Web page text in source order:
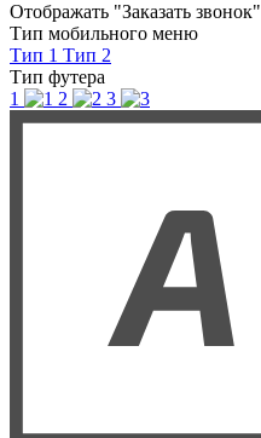
Отображать "Заказать звонок"
Тип мобильного меню
Тип 1 Тип 2
Тип футера
1
2 3